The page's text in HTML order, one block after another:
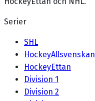
Serier
SHL
HockeyAllsvenskan
HockeyEttan
Division 1
Division 2